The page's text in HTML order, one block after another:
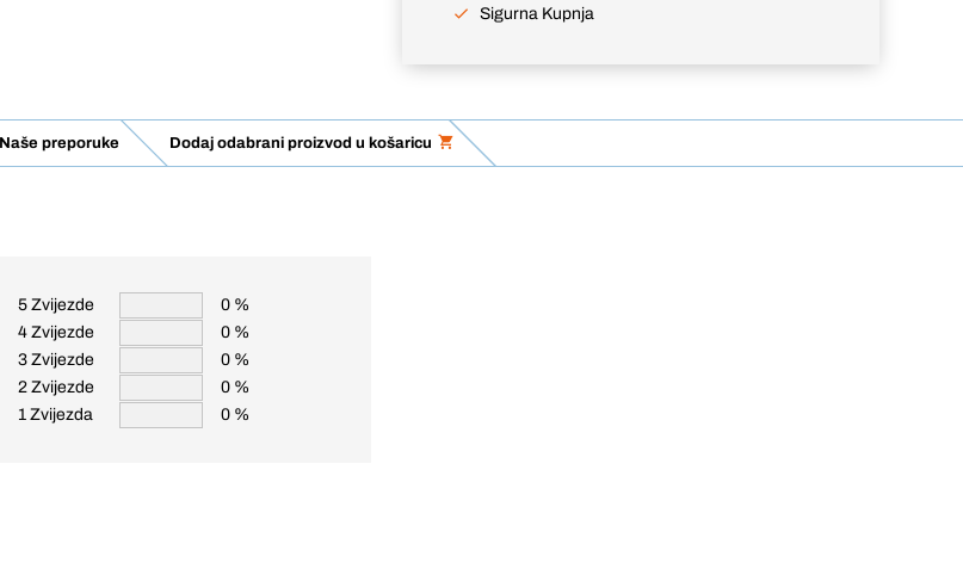
Sigurna Kupnja
Naše preporuke Dodaj odabrani proizvod u košaricu
5 Zvijezde
0 %
4 Zvijezde
0 %
3 Zvijezde
0 %
2 Zvijezde
0 %
1 Zvijezda
0 %